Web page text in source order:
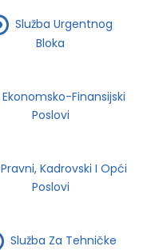
Služba Urgentnog
Bloka
Ekonomsko-Finansijski
Poslovi
Pravni, Kadrovski I Opći
Poslovi
Služba Za Tehničke